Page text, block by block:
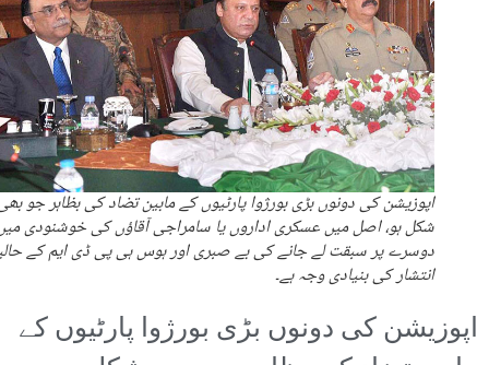
اپوزیشن کی دونوں بڑی بورژوا پارٹیوں کے مابین تضاد کی بظاہر جو
شکل ہو، اصل میں عسکری اداروں یا سامراجی آقاؤں کی خوشنودی
دوسرے پر سبقت لے جانے کی بے صبری اور ہوس ہی پی ڈی ایم کے
انتشار کی بنیادی وجہ ہے۔
اپوزیشن کی دونوں بڑی بورژوا پارٹیوں کے